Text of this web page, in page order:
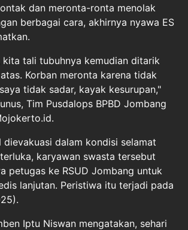
dan meronta-ronta menolak
berbagai cara, akhirnya nyawa ES
kita tali tubuhnya kemudian ditarik
Korban meronta karena tidak
tidak sadar, kayak kesurupan,"
Tim Pusdalops BPBD Jombang
dievakuasi dalam kondisi selamat
karyawan swasta tersebut
petugas ke RSUD Jombang untuk
lanjutan. Peristiwa itu terjadi pada
Iptu Niswan mengatakan, sehari